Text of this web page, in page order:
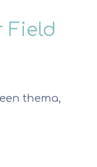
Field
thema,